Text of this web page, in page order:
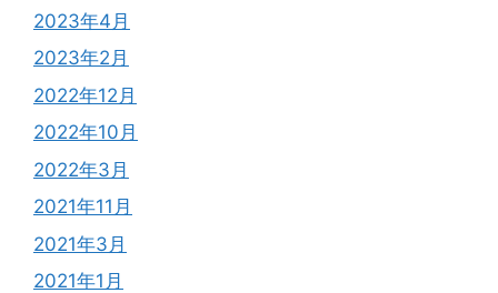
2023年4月
2023年2月
2022年12月
2022年10月
2022年3月
2021年11月
2021年3月
2021年1月